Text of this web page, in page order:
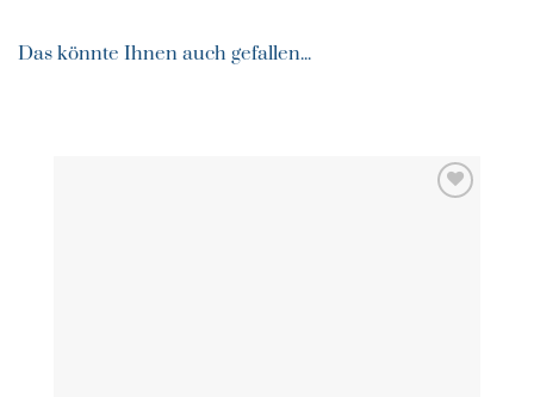
Das könnte Ihnen auch gefallen...